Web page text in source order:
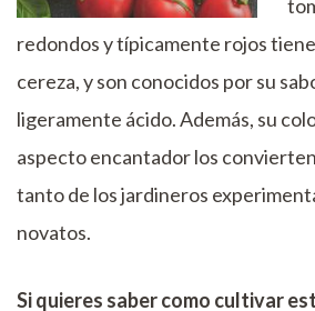
redondos y típicamente rojos
cereza, y son conocidos por su
ligeramente ácido. Además, su
aspecto encantador los
tanto de los jardineros
novatos.
Si quieres saber como cultivar